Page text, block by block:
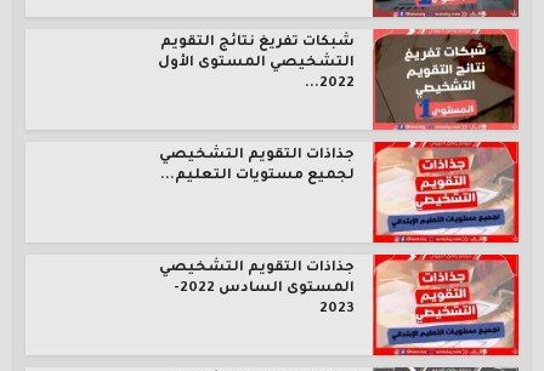
شبكات تفريغ نتائج التقويم
التشخيصي المستوى الأول
2022...
جذاذات التقويم التشخيصي
لجميع مستويات التعليم...
جذاذات التقويم التشخيصي
المستوى السادس 2022-
2023